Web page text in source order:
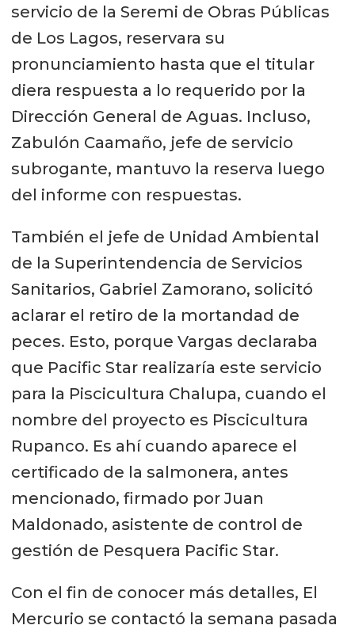
servicio de la Seremi de Obras Públicas
de Los Lagos, reservara su
pronunciamiento hasta que el titular
diera respuesta a lo requerido por la
Dirección General de Aguas. Incluso,
Zabulón Caamaño, jefe de servicio
subrogante, mantuvo la reserva luego
del informe con respuestas.
También el jefe de Unidad Ambiental
de la Superintendencia de Servicios
Sanitarios, Gabriel Zamorano, solicitó
aclarar el retiro de la mortandad de
peces. Esto, porque Vargas declaraba
que Pacific Star realizaría este servicio
para la Piscicultura Chalupa, cuando el
nombre del proyecto es Piscicultura
Rupanco. Es ahí cuando aparece el
certificado de la salmonera, antes
mencionado, firmado por Juan
Maldonado, asistente de control de
gestión de Pesquera Pacific Star.
Con el fin de conocer más detalles, El
Mercurio se contactó la semana pasada